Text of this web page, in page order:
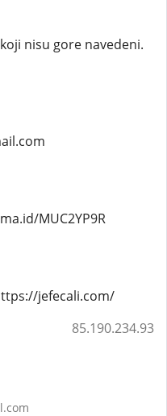
nisu gore navedeni.
MUC2YP9R
jefecali.com/
85.190.234.93